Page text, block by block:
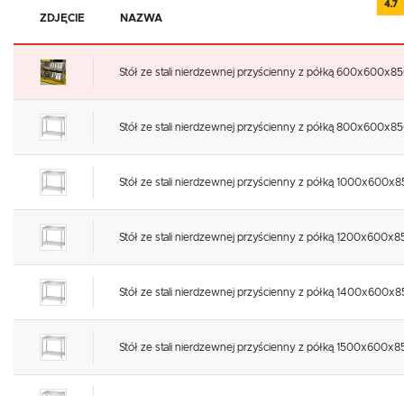
ZDJĘCIE NAZWA
Stół ze stali nierdzewnej przyścienny z półką
Stół ze stali nierdzewnej przyścienny z półką
Stół ze stali nierdzewnej przyścienny z półką
Stół ze stali nierdzewnej przyścienny z półką
Stół ze stali nierdzewnej przyścienny z półką
Stół ze stali nierdzewnej przyścienny z półką
4.7